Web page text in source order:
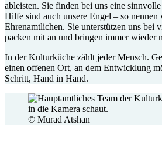
ableisten. Sie finden bei uns eine
Hilfe sind auch unsere Engel – so nennen
Ehrenamtlichen. Sie unterstützen uns bei
packen mit an und bringen immer wieder
In der Kulturküche zählt jeder Mensch.
einen offenen Ort, an dem Entwicklung
Schritt, Hand in Hand.
© Murad Atshan